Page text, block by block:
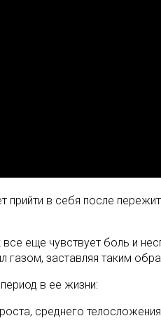
в себя после
еще чувствует боль и
заставляя таким
в ее жизни:
среднего